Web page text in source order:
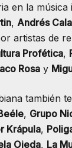
en la música
, Andrés
artistas de
Profética,
Rosa y
también
, Grupo
Krápula,
Ojeda, La